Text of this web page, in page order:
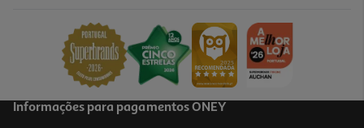
Informações para pagamentos ONEY